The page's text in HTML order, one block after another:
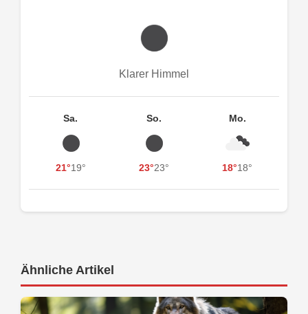
Klarer Himmel
Sa.
21°19°
So.
23°23°
Mo.
18°18°
Ähnliche Artikel